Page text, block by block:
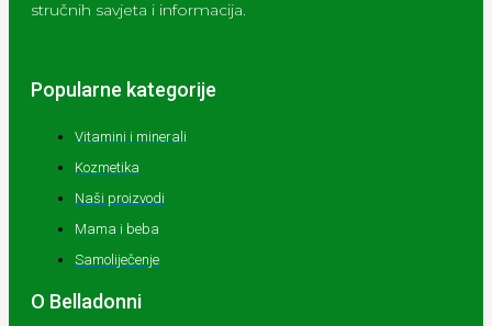
stručnih savjeta i informacija.
Popularne kategorije
Vitamini i minerali
Kozmetika
Naši proizvodi
Mama i beba
Samoliječenje
O Belladonni